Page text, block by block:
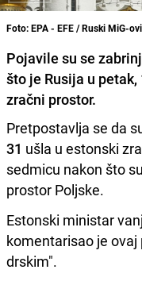
Foto: EPA - EFE / Ruski MiG-
Pojavile su se
što je Rusija u
zračni prostor.
Pretpostavlja se da
31 ušla u estonski
sedmicu nakon što
prostor Poljske.
Estonski ministar
komentarisao je
drskim".